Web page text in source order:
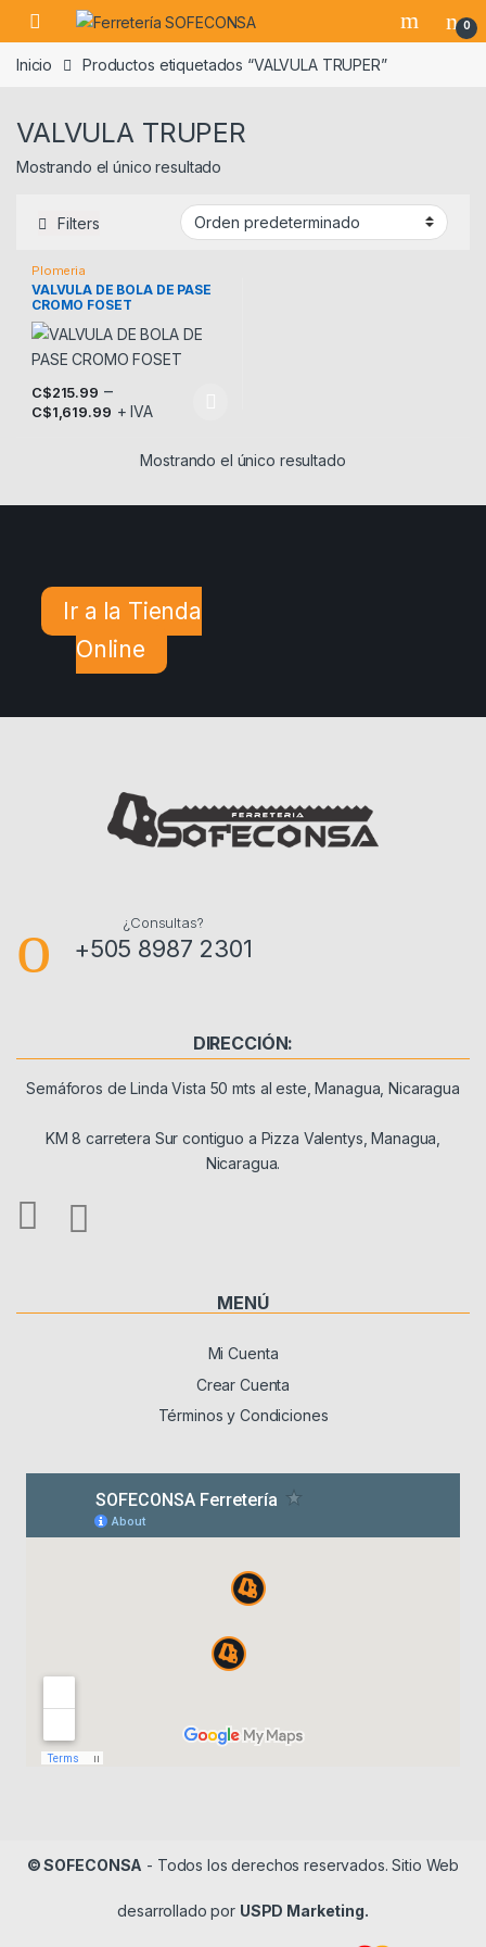
Skip to navigation
Skip to content
0
Inicio Productos etiquetados “VALVULA TRUPER”
VALVULA TRUPER
Mostrando el único resultado
Filters
Plomeria
VALVULA DE BOLA DE PASE
CROMO FOSET
C$215.99 –
C$1,619.99 + IVA
Este producto tiene múltiples variantes. Las opciones se
Mostrando el único resultado
Ir a la Tienda
Online
¿Consultas?
+505 8987 2301
DIRECCIÓN:
Semáforos de Linda Vista 50 mts al este, Managua, Nicaragua
KM 8 carretera Sur contiguo a Pizza Valentys, Managua,
Nicaragua.
MENÚ
Mi Cuenta
Crear Cuenta
Términos y Condiciones
© SOFECONSA - Todos los derechos reservados. Sitio Web
desarrollado por USPD Marketing.